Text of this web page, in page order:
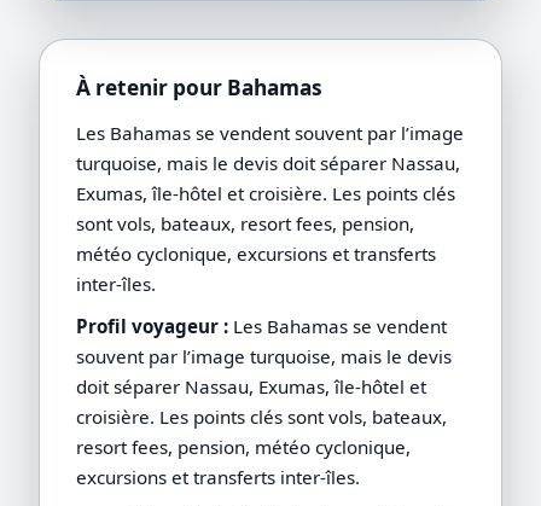
À retenir pour Bahamas
Les Bahamas se vendent souvent par l’image
turquoise, mais le devis doit séparer Nassau,
Exumas, île-hôtel et croisière. Les points clés
sont vols, bateaux, resort fees, pension,
météo cyclonique, excursions et transferts
inter-îles.
Profil voyageur : Les Bahamas se vendent
souvent par l’image turquoise, mais le devis
doit séparer Nassau, Exumas, île-hôtel et
croisière. Les points clés sont vols, bateaux,
resort fees, pension, météo cyclonique,
excursions et transferts inter-îles.